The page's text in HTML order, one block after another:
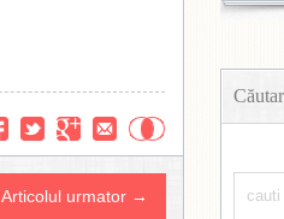
Articolul urmator →